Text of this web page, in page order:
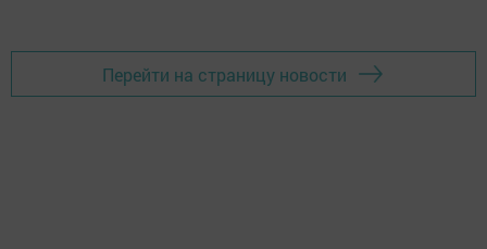
Перейти на страницу новости